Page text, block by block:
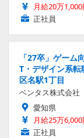
月給20万
正社員
「27卒」ゲー
T・デザイン系
区名駅1丁目
ベンタス株式会社
愛知県
月給25万
正社員